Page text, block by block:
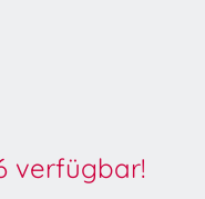
verfügbar!